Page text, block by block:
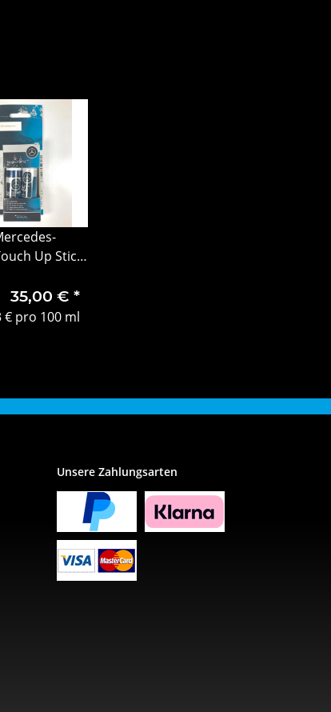
Up Stick
35,00 € *
€ pro 100 ml
Unsere Zahlungsarten